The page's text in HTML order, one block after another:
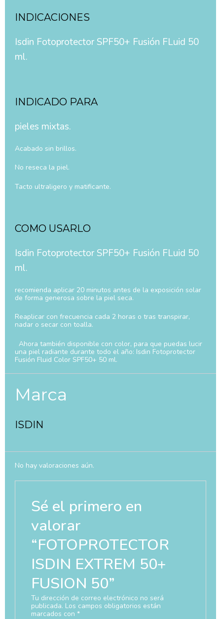
INDICACIONES
Isdin Fotoprotector SPF50+ Fusión FLuid 50
ml.
INDICADO PARA
pieles mixtas.
Acabado sin brillos.
No reseca la piel.
Tacto ultraligero y matificante.
COMO USARLO
Isdin Fotoprotector SPF50+ Fusión FLuid 50
ml.
recomienda aplicar 20 minutos antes de la exposición solar
de forma generosa sobre la piel seca.
Reaplicar con frecuencia cada 2 horas o tras transpirar,
nadar o secar con toalla.
Ahora también disponible con color, para que puedas lucir
una piel radiante durante todo el año: Isdin Fotoprotector
Fusión Fluid Color SPF50+ 50 ml.
Marca
ISDIN
No hay valoraciones aún.
Sé el primero en
valorar
“FOTOPROTECTOR
ISDIN EXTREM 50+
FUSION 50”
Tu dirección de correo electrónico no será
publicada. Los campos obligatorios están
marcados con *